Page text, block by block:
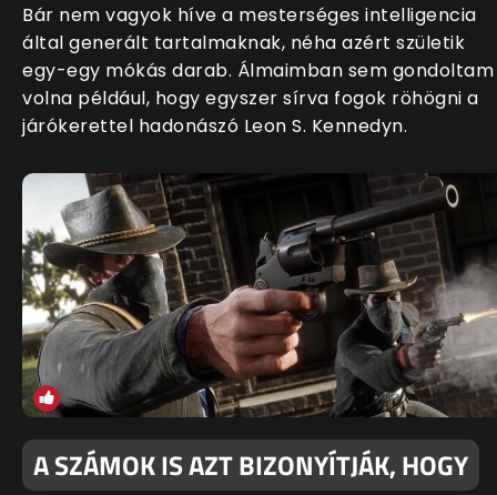
Bár nem vagyok híve a mesterséges intelligencia
által generált tartalmaknak, néha azért születik
egy-egy mókás darab. Álmaimban sem gondoltam
volna például, hogy egyszer sírva fogok röhögni a
járókerettel hadonászó Leon S. Kennedyn.
A SZÁMOK IS AZT BIZONYÍTJÁK, HOGY